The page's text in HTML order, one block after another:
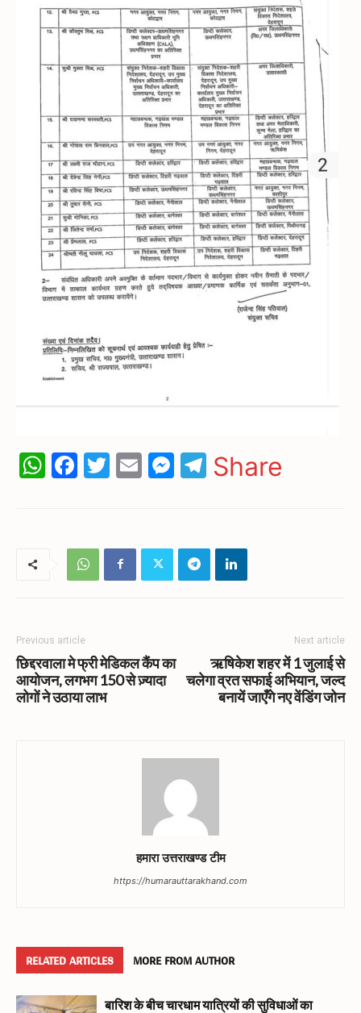
WhatsApp
Facebook
Twitter
EmailMessenger
Telegram
Share
Previous article
छिद्दरवाला मे फ्री मेडिकल कैंप का
आयोजन, लगभग 150 से ज़्यादा
लोगों ने उठाया लाभ
Next article
ऋषिकेश शहर में 1 जुलाई से
चलेगा व्रत सफाई अभियान, जल्द
बनायें जाएँगे नए वेंडिंग जोन
हमारा उत्तराखण्ड टीम
https://humarauttarakhand.com
RELATED ARTICLES MORE FROM AUTHOR
बारिश के बीच चारधाम यात्रियों की सुविधाओं का